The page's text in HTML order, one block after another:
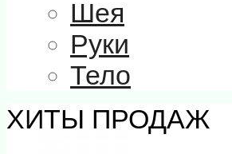
Шея
Руки
Тело
ХИТЫ ПРОДАЖ